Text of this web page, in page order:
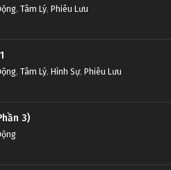
, Tâm Lý, Phiêu Lưu
, Tâm Lý, Hình Sự, Phiêu Lưu
3)